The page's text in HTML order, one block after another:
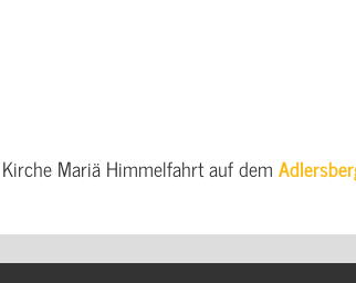
Mariä Himmelfahrt auf dem